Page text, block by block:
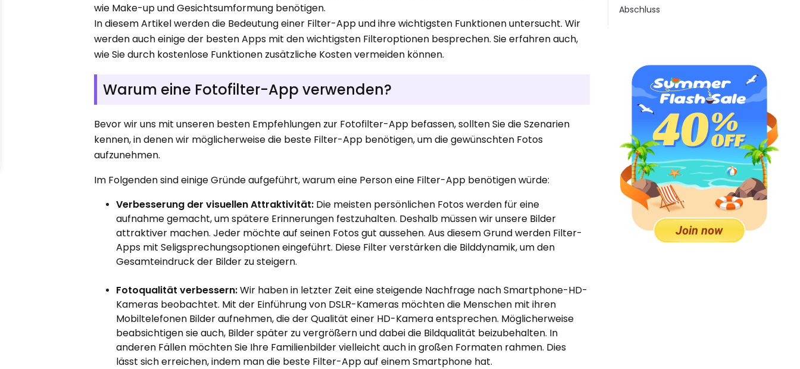
wie Make-up und Gesichtsumformung benötigen.
In diesem Artikel werden die Bedeutung einer Filter-App und ihre wichtigsten Funktionen untersucht. Wir
werden auch einige der besten Apps mit den wichtigsten Filteroptionen besprechen. Sie erfahren auch,
wie Sie durch kostenlose Funktionen zusätzliche Kosten vermeiden können.
Warum eine Fotofilter-App verwenden?
Bevor wir uns mit unseren besten Empfehlungen zur Fotofilter-App befassen, sollten Sie die Szenarien
kennen, in denen wir möglicherweise die beste Filter-App benötigen, um die gewünschten Fotos
aufzunehmen.
Im Folgenden sind einige Gründe aufgeführt, warum eine Person eine Filter-App benötigen würde:
Verbesserung der visuellen Attraktivität: Die meisten persönlichen Fotos werden für eine
aufnahme gemacht, um spätere Erinnerungen festzuhalten. Deshalb müssen wir unsere Bilder
attraktiver machen. Jeder möchte auf seinen Fotos gut aussehen. Aus diesem Grund werden Filter-
Apps mit Seligsprechungsoptionen eingeführt. Diese Filter verstärken die Bilddynamik, um den
Gesamteindruck der Bilder zu steigern.
Fotoqualität verbessern:Wir haben in letzter Zeit eine steigende Nachfrage nach Smartphone-HD-
Kameras beobachtet. Mit der Einführung von DSLR-Kameras möchten die Menschen mit ihren
Mobiltelefonen Bilder aufnehmen, die der Qualität einer HD-Kamera entsprechen. Möglicherweise
beabsichtigen sie auch, Bilder später zu vergrößern und dabei die Bildqualität beizubehalten. In
anderen Fällen möchten Sie Ihre Familienbilder vielleicht auch in großen Formaten rahmen. Dies
lässt sich erreichen, indem man die beste Filter-App auf einem Smartphone hat.
Abschluss